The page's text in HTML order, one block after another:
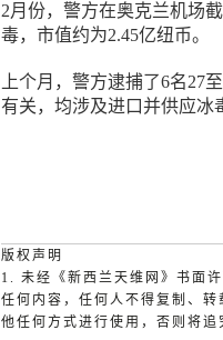
2月份，警方在奥克兰机场
毒，市值约为2.45亿纽币。
上个月，警方逮捕了6名27
有关，均涉及进口并供应冰
版权声明
1. 未经《新西兰天维网》书面
任何内容，任何人不得复制、
他任何方式进行使用，否则将追